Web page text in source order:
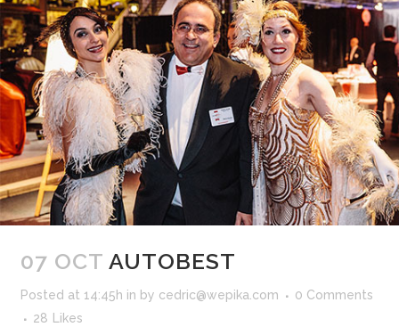
07 OCT AUTOBEST
Posted at 14:45h in by cedric@wepika.com
0 Comments
28
Likes